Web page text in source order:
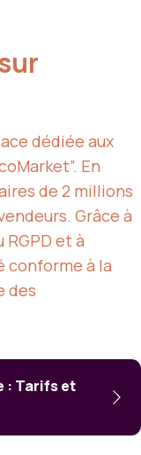
dédiée aux
En
de 2 millions
Grâce à
et à
conforme à la
des
: Tarifs et